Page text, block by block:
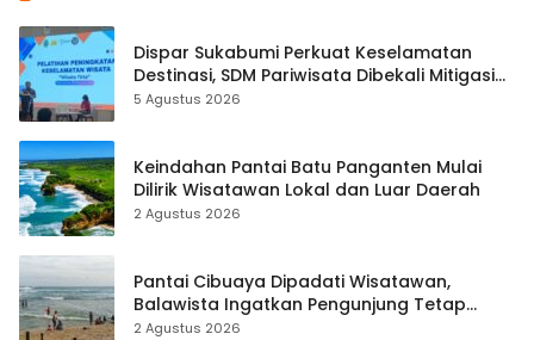
Dispar Sukabumi Perkuat Keselamatan
Destinasi, SDM Pariwisata Dibekali Mitigasi
hingga Teknik Evakuasi
5 Agustus 2026
Keindahan Pantai Batu Panganten Mulai
Dilirik Wisatawan Lokal dan Luar Daerah
2 Agustus 2026
Pantai Cibuaya Dipadati Wisatawan,
Balawista Ingatkan Pengunjung Tetap
Waspada
2 Agustus 2026